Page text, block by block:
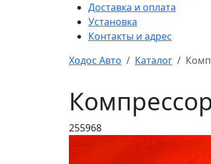
Доставка и оплата
Установка
Контакты и адрес
Ходос Авто
Каталог
255968